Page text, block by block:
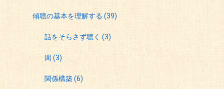
傾聴の基本を理解する (39)
話をそらさず聴く(3)
間(3)
関係構築(6)